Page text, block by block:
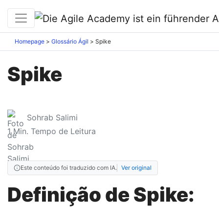
Homepage Glossário Ágil Spike
Spike
Sohrab Salimi
1 Min. Tempo de Leitura
Este conteúdo foi traduzido com IA. Ver original
Definição de Spike: